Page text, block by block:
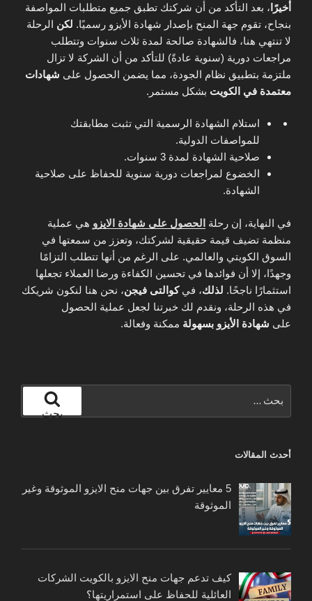
أخيرًا ، بعد التأكد من أن شركتك تطبق جميع متطلبات المواصفة
بنجاح، تقوم جهة المنح بإصدار شهادة الأيزو رسميًا. لكن الرحلة
لا تنتهي هنا، فالشهادة صالحة لمدة ثلاث سنوات وتتطلب
مراجعات دورية (سنوية عادةً) للتأكد من أن الشركة لا تزال
ملتزمة بتطبيق نظام الجودة، مما يضمن الحصول على شهادات
معتمدة في الكويت بشكل مستمر.
استلام الشهادة الرسمية التي تثبت مطابقتك
للمواصفات الدولية.
صلاحية الشهادة لمدة 3 سنوات.
الخضوع لمراجعات دورية سنوية للحفاظ على صلاحية
الشهادة.
في النهاية، إن رحلة الحصول على شهادة الايزو هي عملية
منظمة تضيف قيمة حقيقية لشركتك، وتعزز من سمعتها في
السوق الكويتي والعالمي. على الرغم من أنها تتطلب التزامًا
وجهدًا، إلا أن فوائدها في تحسين الكفاءة ورضا العملاء تجعلها
استثمارًا ناجحًا. لذلك، فيكوالتى فيجن، نحن هنا لنكون شريكك
في هذه الرحلة، ونقدم لك خبرتنا لجعل عملية الحصول
على شهادة الأيزو بسهولة ممكنة وفعالة.
عن:
بحث
أحدث المقالات
5 معايير تفرق بين جهات منح الايزو الموثوقة وغير
الموثوقة
كيف تدعم جهات منح الايزو بالكويت الشركات
العائلية للحفاظ على استمراريتها؟